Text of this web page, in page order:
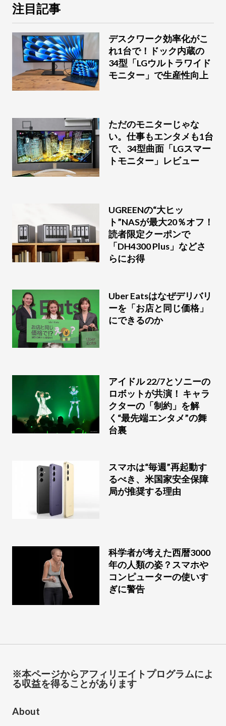
注目記事
デスクワーク効率化がこ
れ1台で！ドック内蔵の
34型「LGウルトラワイド
モニター」で生産性向上
ただのモニターじゃな
い。仕事もエンタメも1台
で、34型曲面「LGスマー
トモニター」レビュー
UGREENの“大ヒッ
ト”NASが最大20％オフ！
読者限定クーポンで
「DH4300 Plus」などさ
らにお得
Uber Eatsはなぜデリバリ
ーを「お店と同じ価格」
にできるのか
アイドル 22/7とソニーの
ロボットが共演！ キャラ
クターの「制約」を解
く“最先端エンタメ”の舞
台裏
スマホは“毎週”再起動す
るべき、米国家安全保障
局が推奨する理由
科学者が考えた西暦3000
年の人類の姿？スマホや
コンピューターの使いす
ぎに警告
※本ページからアフィリエイトプログラムによ
る収益を得ることがあります
About